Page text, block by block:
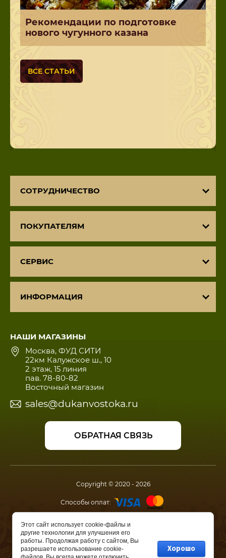
Рекомендации по подготовке
нового чугунного казана
ВСЕ СТАТЬИ
СОТРУДНИЧЕСТВО
ПОКУПАТЕЛЯМ
СЕРВИС
ИНФОРМАЦИЯ
НАШИ МАГАЗИНЫ
Москва, ФУД СИТИ
22км Калужское ш., 10
2 этаж, 15 линия
пав. 78-80-82
Восточный магазин
sales@dukanvostoka.ru
ОБРАТНАЯ СВЯЗЬ
Copyright © 2020 - 2026
Способы оплат:
Мы в соц.сетях:
Создание, разработка сайта
Этот сайт использует cookie-файлы и
другие технологии для улучшения его
работы. Продолжая работу с сайтом, Вы
разрешаете использование cookie-
Хорошо